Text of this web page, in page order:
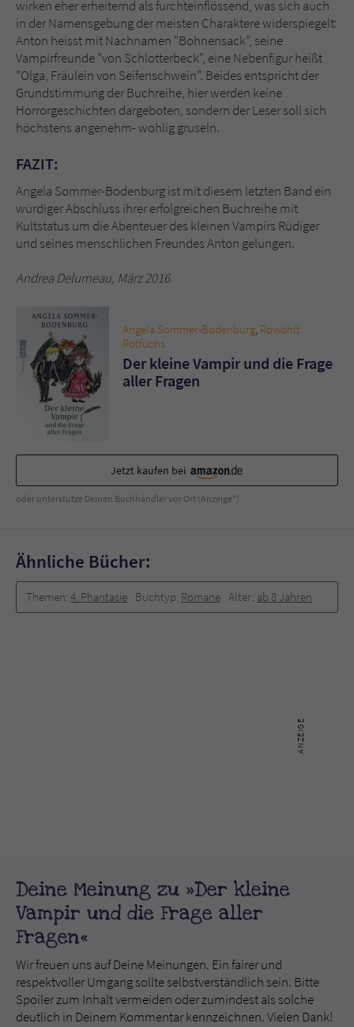
wirken eher erheiternd als furchteinflössend, was sich auch
in der Namensgebung der meisten Charaktere widerspiegelt:
Anton heisst mit Nachnamen "Bohnensack", seine
Vampirfreunde "von Schlotterbeck", eine Nebenfigur heißt
"Olga, Fräulein von Seifenschwein". Beides entspricht der
Grundstimmung der Buchreihe, hier werden keine
Horrorgeschichten dargeboten, sondern der Leser soll sich
höchstens angenehm- wohlig gruseln.
FAZIT:
Angela Sommer-Bodenburg ist mit diesem letzten Band ein
würdiger Abschluss ihrer erfolgreichen Buchreihe mit
Kultstatus um die Abenteuer des kleinen Vampirs Rüdiger
und seines menschlichen Freundes Anton gelungen.
Andrea Delumeau, März 2016
Angela Sommer-Bodenburg, Rowohlt
Rotfuchs
Der kleine Vampir und die Frage
aller Fragen
Jetzt kaufen bei
oder unterstütze Deinen Buchhändler vor Ort (Anzeige*)
Ähnliche Bücher:
Themen: 4. Phantasie Buchtyp: Romane Alter: ab 8 Jahren
Deine Meinung zu »Der kleine
Vampir und die Frage aller
Fragen«
Wir freuen uns auf Deine Meinungen. Ein fairer und
respektvoller Umgang sollte selbstverständlich sein. Bitte
Spoiler zum Inhalt vermeiden oder zumindest als solche
deutlich in Deinem Kommentar kennzeichnen. Vielen Dank!